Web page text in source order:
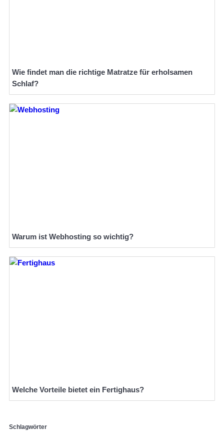
Wie findet man die richtige Matratze für erholsamen
Schlaf?
Warum ist Webhosting so wichtig?
Welche Vorteile bietet ein Fertighaus?
Schlagwörter